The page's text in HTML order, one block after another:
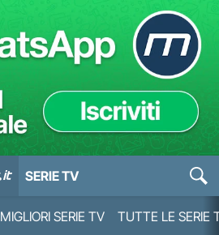
SERIE TV
MIGLIORI SERIE TV TUTTE LE SERIE